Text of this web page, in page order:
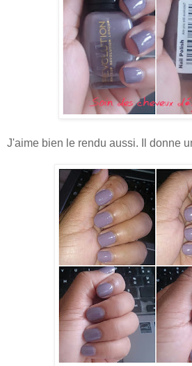
J'aime bien le rendu aussi. Il donne